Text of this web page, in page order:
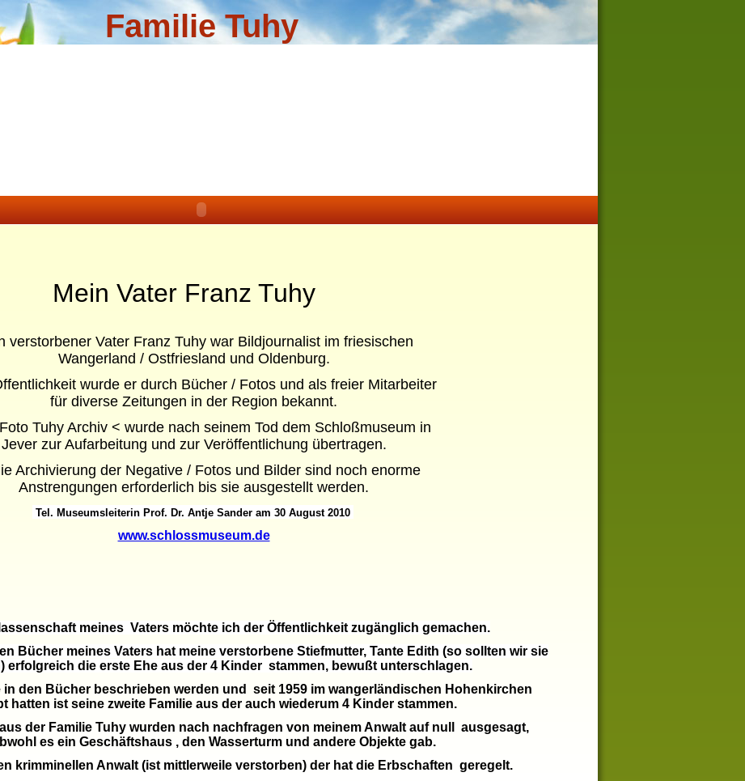
Familie Tuhy
Mein Vater Franz Tuhy
verstorbener Vater Franz Tuhy war Bildjournalist im friesischen
Wangerland / Ostfriesland und Oldenburg.
wurde er durch Bücher / Fotos und als freier Mitarbeiter
für diverse Zeitungen in der Region bekannt.
Tuhy Archiv < wurde nach seinem Tod dem Schloßmuseum in
Jever zur Aufarbeitung und zur Veröffentlichung übertragen.
Archivierung der Negative / Fotos und Bilder sind noch enorme
Anstrengungen erforderlich bis sie ausgestellt werden.
Tel. Museumsleiterin Prof. Dr. Antje Sander am 30 August 2010
www.schlossmuseum.de
meines Vaters möchte ich der Öffentlichkeit zugänglich gemachen.
Bücher meines Vaters hat meine verstorbene Stiefmutter, Tante Edith (so sollten wir sie
erfolgreich die erste Ehe aus der 4 Kinder stammen, bewußt unterschlagen.
in den Bücher beschrieben werden und seit 1959 im wangerländischen Hohenkirchen
hatten ist seine zweite Familie aus der auch wiederum 4 Kinder stammen.
der Familie Tuhy wurden nach nachfragen von meinem Anwalt auf null ausgesagt,
es ein Geschäftshaus , den Wasserturm und andere Objekte gab.
krimminellen Anwalt (ist mittlerweile verstorben) der hat die Erbschaften geregelt.